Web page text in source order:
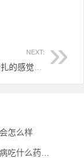
NEXT:
怎么样
么药效果好